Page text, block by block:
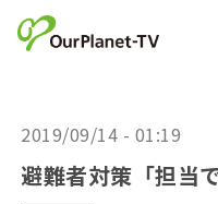
2019/09/14 - 01:19
避難者対策「担当